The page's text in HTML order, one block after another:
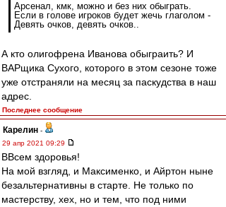
Арсенал, кмк, можно и без них обыграть.
Если в голове игроков будет жечь глаголом -
Девять очков, девять очков..
А кто олигофрена Иванова обыграить? И
ВАРщика Сухого, которого в этом сезоне тоже
уже отстраняли на месяц за паскудства в наш
адрес.
Последнее сообщение
Карелин -
29 апр 2021 09:29
ВВсем здоровья!
На мой взгляд, и Максименко, и Айртон ныне
безальтернативны в старте. Не только по
мастерству, хех, но и тем, что под ними